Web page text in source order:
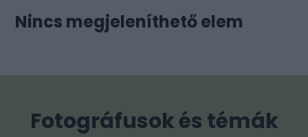
Nincs megjeleníthető elem
Fotográfusok és témák